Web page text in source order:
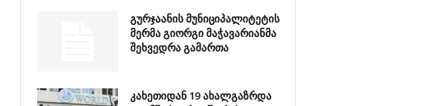
გურჯაანის მუნიციპალიტეტის
მერმა გიორგი მაჭავარიანმა
შეხვედრა გამართა
კახეთიდან 19 ახალგაზრდა